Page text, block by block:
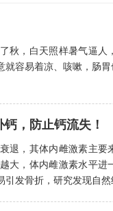
秋，白天照样暑气逼人
容易着凉、咳嗽，肠胃
，防止钙流失！
退，其体内雌激素主要
大，体内雌激素水平进
发骨折，研究发现自然